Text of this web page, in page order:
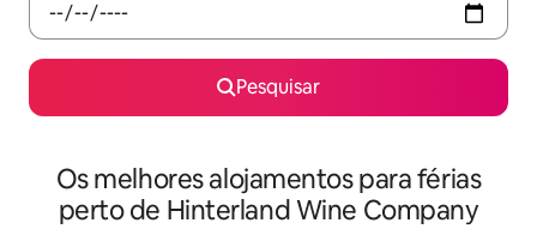
Pesquisar
Os melhores alojamentos para férias
perto de Hinterland Wine Company